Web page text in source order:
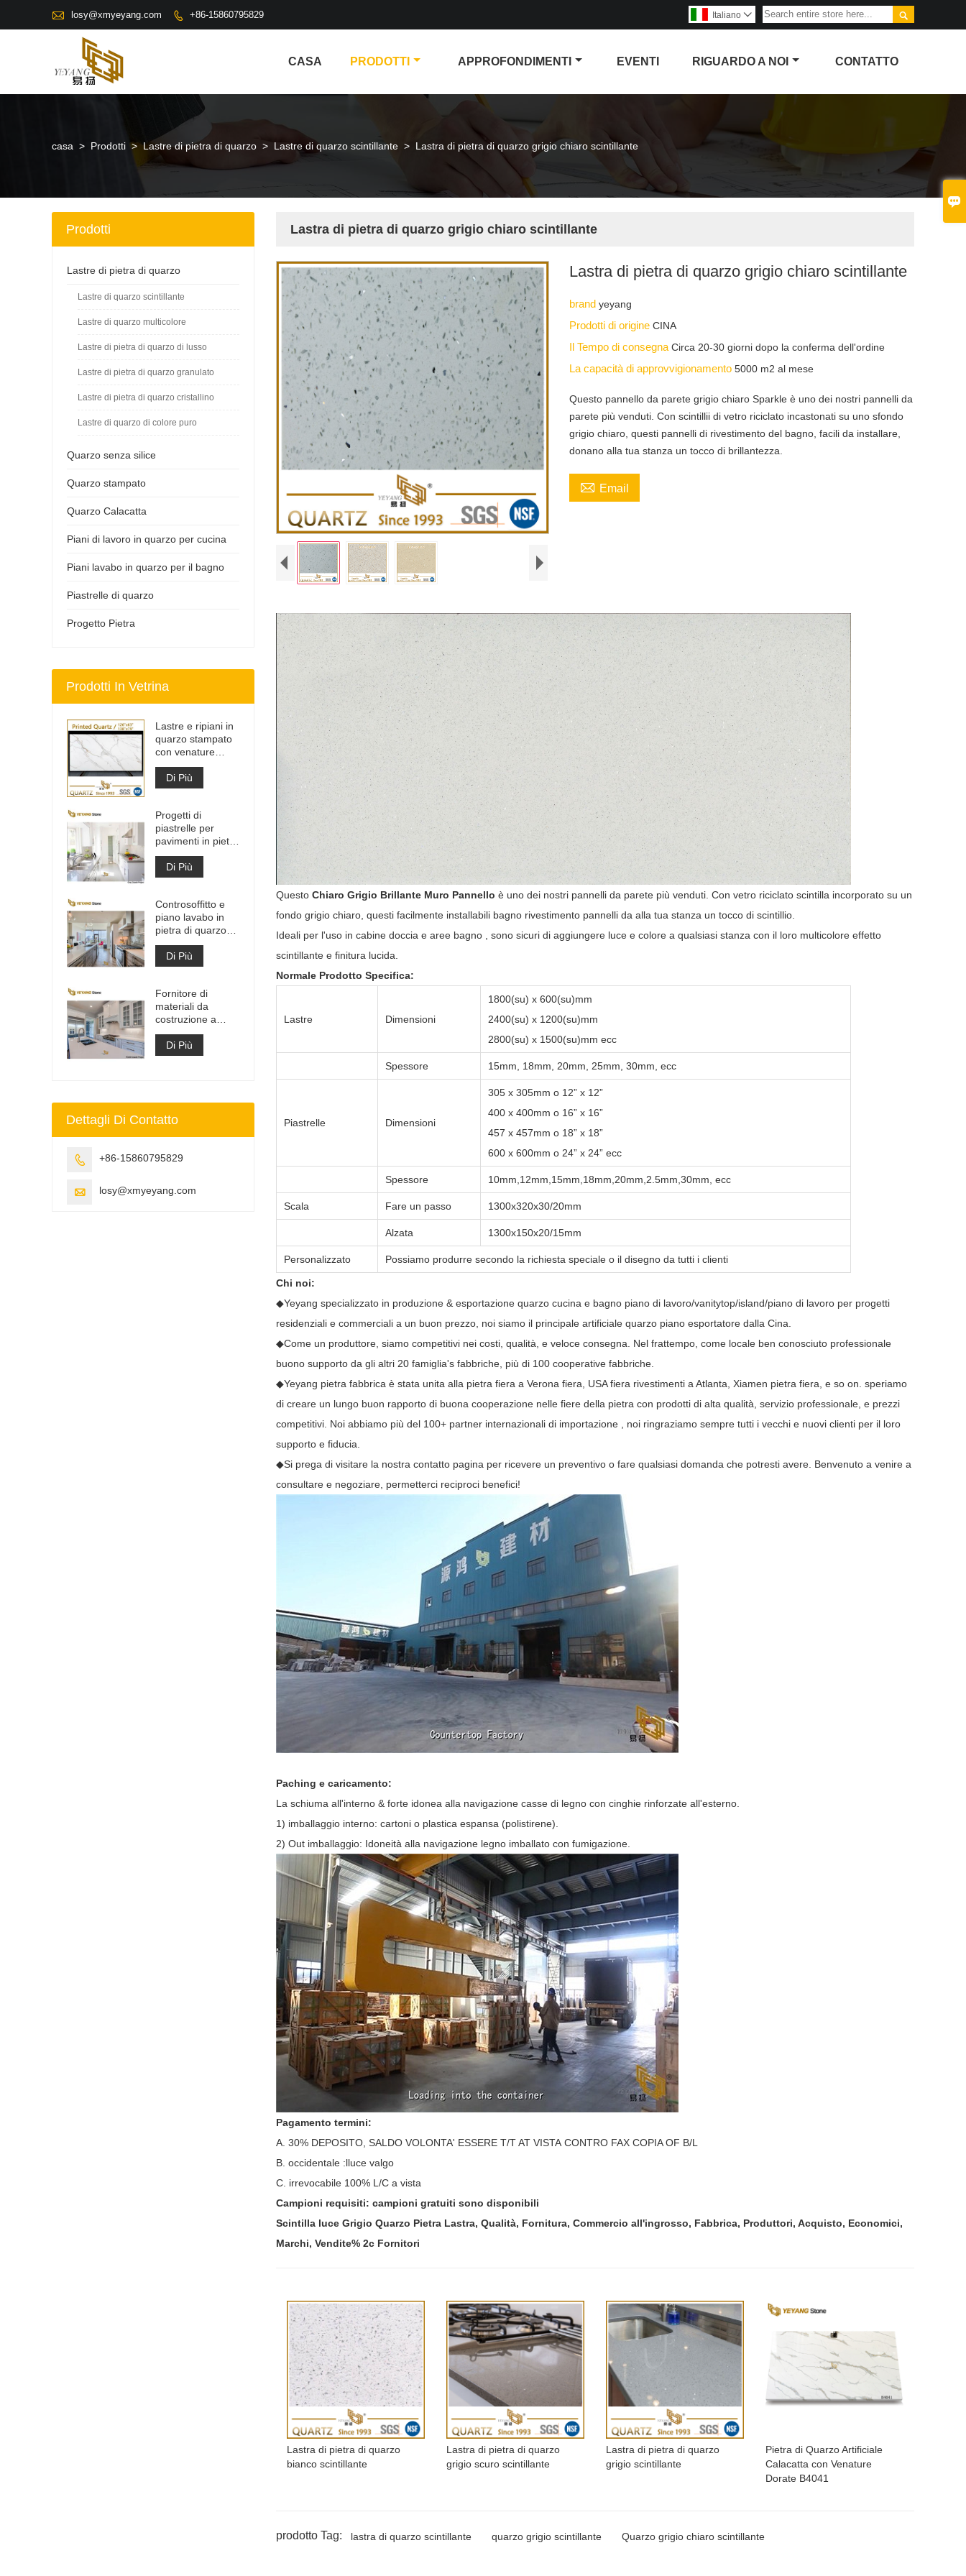

 losy@xmyeyang.com  +86-15860795829 
Italiano 
CASA PRODOTTI APPROFONDIMENTI EVENTI RIGUARDO A NOI CONTATTO
casa > Prodotti > Lastre di pietra di quarzo > Lastre di quarzo scintillante > Lastra di pietra di quarzo grigio chiaro scintillante
Lastra di pietra di quarzo grigio chiaro scintillante
Lastra di pietra di quarzo grigio chiaro scintillante
brandyeyang
Prodotti di origineCINA
Il Tempo di consegnaCirca 20-30 giorni dopo la conferma dell'ordine
La capacità di approvvigionamento5000 m2 al mese
Questo pannello da parete grigio chiaro Sparkle è uno dei nostri pannelli da
parete più venduti. Con scintillii di vetro riciclato incastonati su uno sfondo
grigio chiaro, questi pannelli di rivestimento del bagno, facili da installare,
donano alla tua stanza un tocco di brillantezza.
 Email
Questo Chiaro Grigio Brillante Muro Pannello è uno dei nostri pannelli da parete più venduti. Con vetro riciclato scintilla incorporato su un
fondo grigio chiaro, questi facilmente installabili bagno rivestimento pannelli da alla tua stanza un tocco di scintillio.
Ideali per l'uso in cabine doccia e aree bagno , sono sicuri di aggiungere luce e colore a qualsiasi stanza con il loro multicolore effetto
scintillante e finitura lucida.
Normale Prodotto Specifica:
Lastre Dimensioni
1800(su) x 600(su)mm
2400(su) x 1200(su)mm
2800(su) x 1500(su)mm ecc
Spessore 15mm, 18mm, 20mm, 25mm, 30mm, ecc
Piastrelle Dimensioni
305 x 305mm o 12” x 12”
400 x 400mm o 16” x 16”
457 x 457mm o 18” x 18”
600 x 600mm o 24” x 24” ecc
Spessore 10mm,12mm,15mm,18mm,20mm,2.5mm,30mm, ecc
Scala Fare un passo 1300x320x30/20mm
Alzata 1300x150x20/15mm
Personalizzato Possiamo produrre secondo la richiesta speciale o il disegno da tutti i clienti
Chi noi:
◆Yeyang specializzato in produzione & esportazione quarzo cucina e bagno piano di lavoro/vanitytop/island/piano di lavoro per progetti
residenziali e commerciali a un buon prezzo, noi siamo il principale artificiale quarzo piano esportatore dalla Cina.
◆Come un produttore, siamo competitivi nei costi, qualità, e veloce consegna. Nel frattempo, come locale ben conosciuto professionale
buono supporto da gli altri 20 famiglia's fabbriche, più di 100 cooperative fabbriche.
◆Yeyang pietra fabbrica è stata unita alla pietra fiera a Verona fiera, USA fiera rivestimenti a Atlanta, Xiamen pietra fiera, e so on. speriamo
di creare un lungo buon rapporto di buona cooperazione nelle fiere della pietra con prodotti di alta qualità, servizio professionale, e prezzi
competitivi. Noi abbiamo più del 100+ partner internazionali di importazione , noi ringraziamo sempre tutti i vecchi e nuovi clienti per il loro
supporto e fiducia.
◆Si prega di visitare la nostra contatto pagina per ricevere un preventivo o fare qualsiasi domanda che potresti avere. Benvenuto a venire a
consultare e negoziare, permetterci reciproci benefici!
Paching e caricamento:
La schiuma all'interno & forte idonea alla navigazione casse di legno con cinghie rinforzate all'esterno.
1) imballaggio interno: cartoni o plastica espansa (polistirene).
2) Out imballaggio: Idoneità alla navigazione legno imballato con fumigazione.
Pagamento termini:
A. 30% DEPOSITO, SALDO VOLONTA' ESSERE T/T AT VISTA CONTRO FAX COPIA OF B/L
B. occidentale :lluce valgo
C. irrevocabile 100% L/C a vista
Campioni requisiti: campioni gratuiti sono disponibili
Scintilla luce Grigio Quarzo Pietra Lastra, Qualità, Fornitura, Commercio all'ingrosso, Fabbrica, Produttori, Acquisto, Economici,
Marchi, Vendite% 2c Fornitori
Lastra di pietra di quarzo
bianco scintillante
Lastra di pietra di quarzo
grigio scuro scintillante
Lastra di pietra di quarzo
grigio scintillante
Pietra di Quarzo Artificiale
Calacatta con Venature
Dorate B4041
prodotto Tag: lastra di quarzo scintillante quarzo grigio scintillante Quarzo grigio chiaro scintillante
Prodotti
Lastre di pietra di quarzo
Lastre di quarzo scintillante
Lastre di quarzo multicolore
Lastre di pietra di quarzo di lusso
Lastre di pietra di quarzo granulato
Lastre di pietra di quarzo cristallino
Lastre di quarzo di colore puro
Quarzo senza silice
Quarzo stampato
Quarzo Calacatta
Piani di lavoro in quarzo per cucina
Piani lavabo in quarzo per il bagno
Piastrelle di quarzo
Progetto Pietra
Prodotti In Vetrina
Lastre e ripiani in
quarzo stampato
con venature
grigie | Quarzo
stampato a corpo
intero PQ005
Di Più
Progetti di
piastrelle per
pavimenti in pietra
di materiale da
costruzione di alta
qualità grigio
Di Più
Controsoffitto e
piano lavabo in
pietra di quarzo
bianco Calacatta
artificiale
ingegnerizzato
Di Più
Fornitore di
materiali da
costruzione a
superficie solida in
pietra di quarzo
artificiale
Di Più
Dettagli Di Contatto
 +86-15860795829
 losy@xmyeyang.com